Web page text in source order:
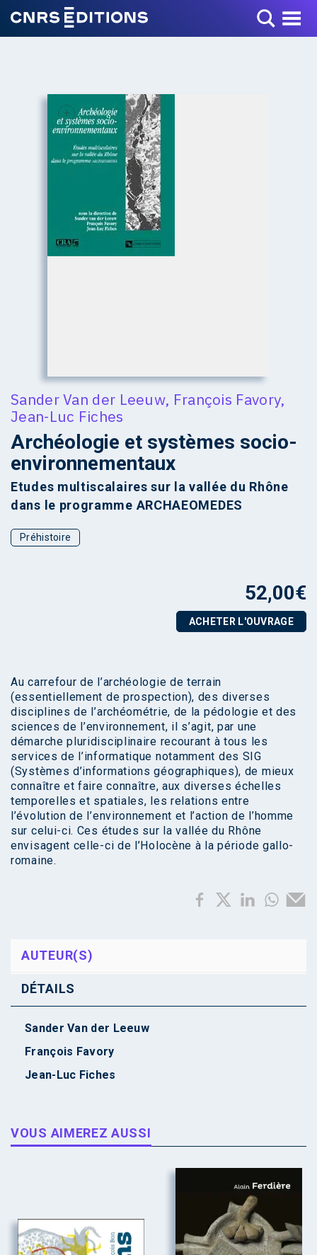
Toggle Menu
+
Sander Van der Leeuw, François Favory,
Jean-Luc Fiches
Archéologie et systèmes socio-
environnementaux
Etudes multiscalaires sur la vallée du Rhône
dans le programme ARCHAEOMEDES
Préhistoire
52,00€
ACHETER L'OUVRAGE
Au carrefour de l’archéologie de terrain
(essentiellement de prospection), des diverses
disciplines de l’archéométrie, de la pédologie et des
sciences de l’environnement, il s’agit, par une
démarche pluridisciplinaire recourant à tous les
services de l’informatique notamment des SIG
(Systèmes d’informations géographiques), de mieux
connaître et faire connaître, aux diverses échelles
temporelles et spatiales, les relations entre
l’évolution de l’environnement et l’action de l’homme
sur celui-ci. Ces études sur la vallée du Rhône
envisagent celle-ci de l’Holocène à la période gallo-
romaine.
AUTEUR(S)
DÉTAILS
Sander Van der Leeuw
François Favory
Jean-Luc Fiches
VOUS AIMEREZ AUSSI